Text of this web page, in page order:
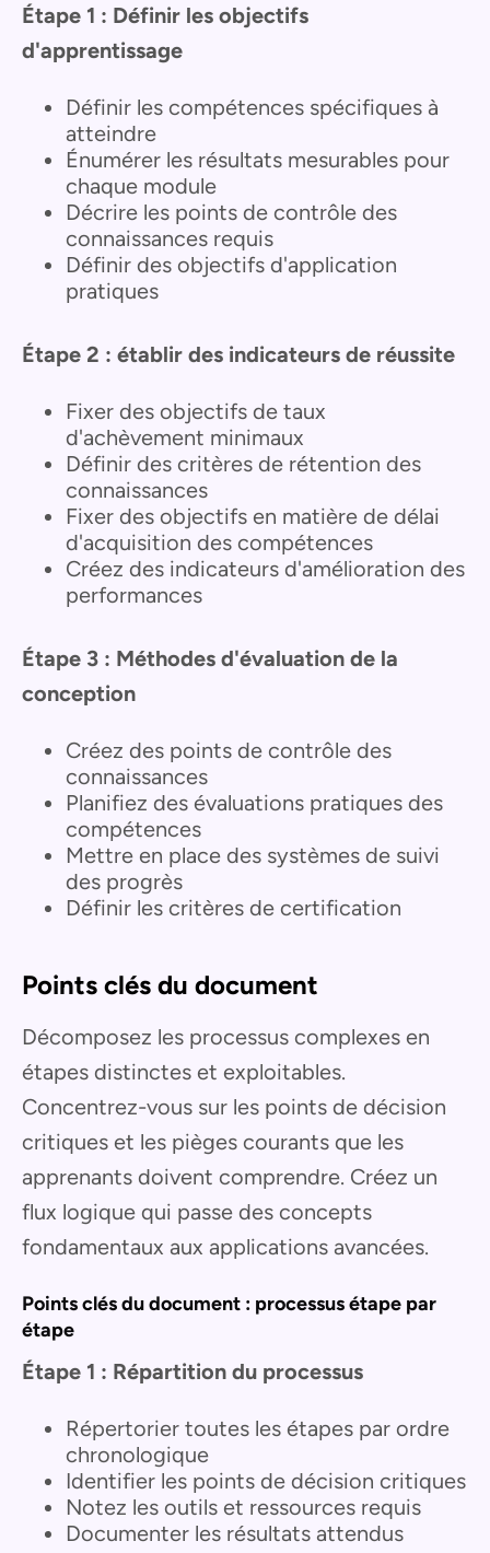
Étape 1 : Définir les objectifs
d'apprentissage
Définir les compétences spécifiques à
atteindre
Énumérer les résultats mesurables pour
chaque module
Décrire les points de contrôle des
connaissances requis
Définir des objectifs d'application
pratiques
Étape 2 : établir des indicateurs de réussite
Fixer des objectifs de taux
d'achèvement minimaux
Définir des critères de rétention des
connaissances
Fixer des objectifs en matière de délai
d'acquisition des compétences
Créez des indicateurs d'amélioration des
performances
Étape 3 : Méthodes d'évaluation de la
conception
Créez des points de contrôle des
connaissances
Planifiez des évaluations pratiques des
compétences
Mettre en place des systèmes de suivi
des progrès
Définir les critères de certification
Points clés du document
Décomposez les processus complexes en
étapes distinctes et exploitables.
Concentrez-vous sur les points de décision
critiques et les pièges courants que les
apprenants doivent comprendre. Créez un
flux logique qui passe des concepts
fondamentaux aux applications avancées.
Points clés du document : processus étape par
étape
Étape 1 : Répartition du processus
Répertorier toutes les étapes par ordre
chronologique
Identifier les points de décision critiques
Notez les outils et ressources requis
Documenter les résultats attendus